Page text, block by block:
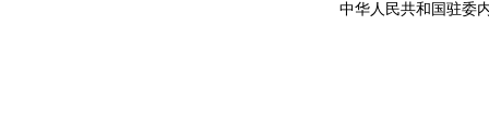
中华人民共和国驻委